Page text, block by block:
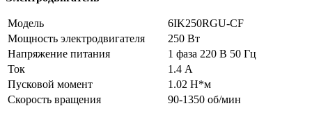
Модель
6IK250RGU-CF
Мощность электродвигателя
250 Вт
Напряжение питания
1 фаза 220 В 50 Гц
Ток
1.4 А
Пусковой момент
1.02 Н*м
Скорость вращения
90-1350 об/мин